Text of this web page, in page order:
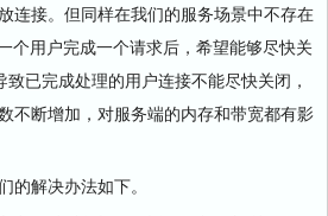
连接。但同样在我们的服务场景中不存在
个用户完成一个请求后，希望能够尽快关
已完成处理的用户连接不能尽快关闭，
不断增加，对服务端的内存和带宽都有影
解决办法如下。